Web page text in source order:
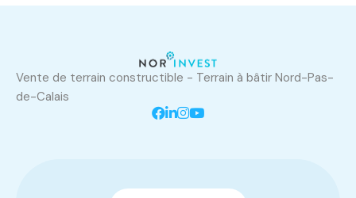
Vente de terrain constructible - Terrain à bâtir Nord-Pas-
de-Calais